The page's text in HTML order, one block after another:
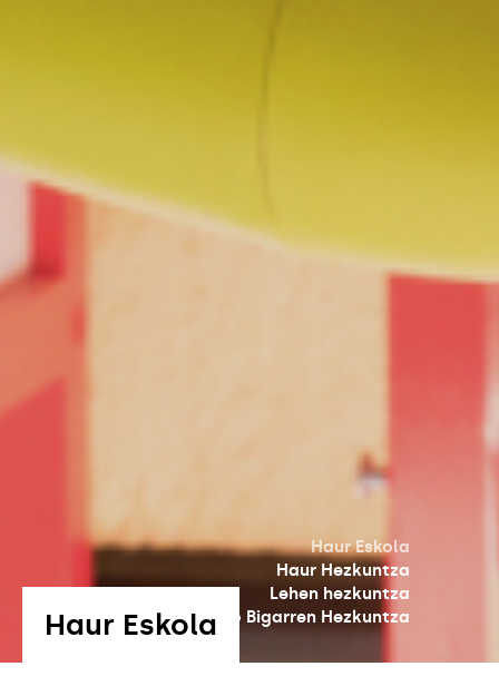
Haur Eskola
Haur Hezkuntza
Lehen hezkuntza
Derrigorrezko Bigarren Hezkuntza
Haur Eskola